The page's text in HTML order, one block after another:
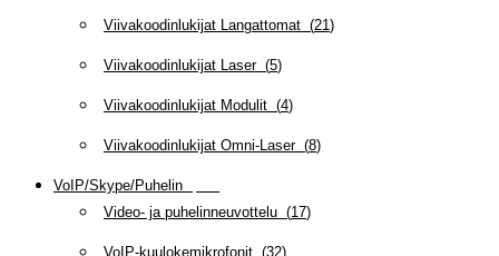
Viivakoodinlukijat Langattomat (21)
Viivakoodinlukijat Laser(5)
Viivakoodinlukijat Modulit (4)
Viivakoodinlukijat Omni-Laser(8)
VoIP/Skype/Puhelin
Video- ja puhelinneuvottelu (17)
VoIP-kuulokemikrofonit (32)